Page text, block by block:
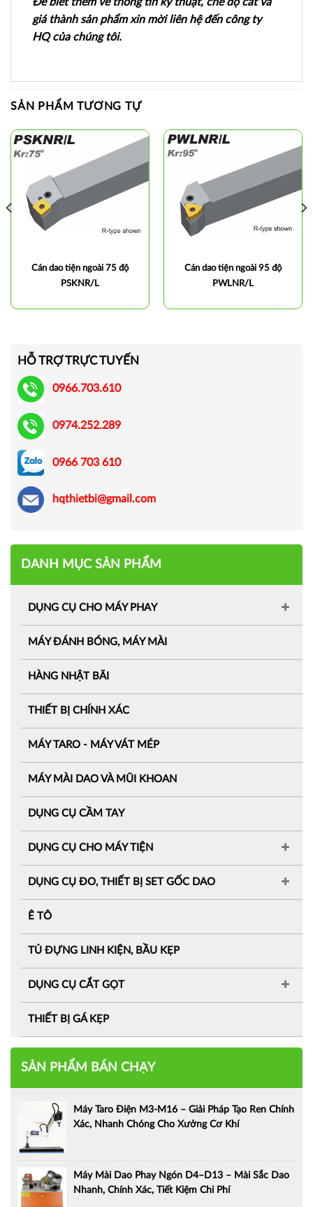
giá thành sản phẩm xin mời liên hệ đến công ty
HQ của chúng tôi.
SẢN PHẨM TƯƠNG TỰ
Cán dao tiện ngoài 75 độ
PSKNR/L
Cán dao tiện ngoài 95 độ
PWLNR/L
HỖ TRỢ TRỰC TUYẾN
0966.703.610
0974.252.289
0966 703 610
hqthietbi@gmail.com
DANH MỤC SẢN PHẨM
DỤNG CỤ CHO MÁY PHAY
MÁY ĐÁNH BÓNG, MÁY MÀI
HÀNG NHẬT BÃI
THIẾT BỊ CHÍNH XÁC
MÁY TARO - MÁY VÁT MÉP
MÁY MÀI DAO VÀ MŨI KHOAN
DỤNG CỤ CẦM TAY
DỤNG CỤ CHO MÁY TIỆN
DỤNG CỤ ĐO, THIẾT BỊ SET GỐC DAO
Ê TÔ
TỦ ĐỰNG LINH KIỆN, BẦU KẸP
DỤNG CỤ CẮT GỌT
THIẾT BỊ GÁ KẸP
SẢN PHẨM BÁN CHẠY
Máy Taro Điện M3-M16 – Giải Pháp Tạo Ren Chính
Xác, Nhanh Chóng Cho Xưởng Cơ Khí
Máy Mài Dao Phay Ngón D4–D13 – Mài Sắc Dao
Nhanh, Chính Xác, Tiết Kiệm Chi Phí